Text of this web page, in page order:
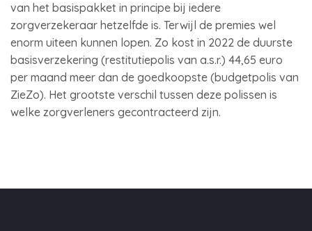
van het basispakket in principe bij iedere
zorgverzekeraar hetzelfde is. Terwijl de premies wel
enorm uiteen kunnen lopen. Zo kost in 2022 de duurste
basisverzekering (restitutiepolis van a.s.r.) 44,65 euro
per maand meer dan de goedkoopste (budgetpolis van
ZieZo). Het grootste verschil tussen deze polissen is
welke zorgverleners gecontracteerd zijn.